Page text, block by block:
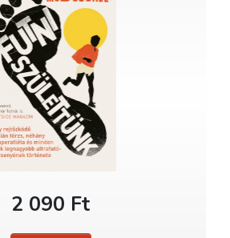
2 090 Ft